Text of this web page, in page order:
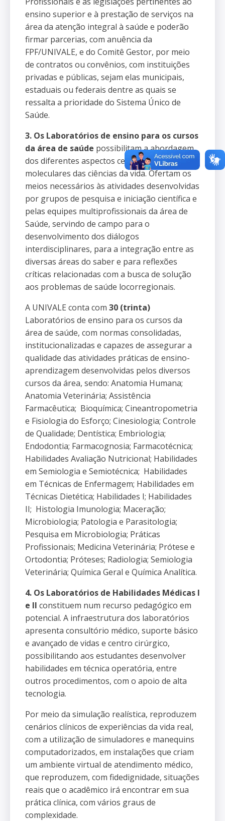
ensino superior e à prestação de serviços na
área da atenção integral à saúde e poderão
firmar parcerias, com anuência da
FPF/UNIVALE, e do Comitê Gestor, por meio
de contratos ou convênios, com instituições
privadas e públicas, sejam elas municipais,
estaduais ou federais dentre as quais se
ressalta a prioridade do Sistema Único de
Saúde.
3. Os Laboratórios de ensino para os cursos
da área de saúde possibilitam a abordagem
dos diferentes aspectos celulares e
moleculares das ciências da vida. Ofertam os
meios necessários às atividades desenvolvidas
por grupos de pesquisa e iniciação científica e
pelas equipes multiprofissionais da área de
Saúde, servindo de campo para o
desenvolvimento dos diálogos
interdisciplinares, para a integração entre as
diversas áreas do saber e para reflexões
críticas relacionadas com a busca de solução
aos problemas de saúde locorregionais.
A UNIVALE conta com 30 (trinta)
Laboratórios de ensino para os cursos da
área de saúde, com normas consolidadas,
institucionalizadas e capazes de assegurar a
qualidade das atividades práticas de ensino-
aprendizagem desenvolvidas pelos diversos
cursos da área, sendo: Anatomia Humana;
Anatomia Veterinária; Assistência
Farmacêutica; Bioquímica; Cineantropometria
e Fisiologia do Esforço; Cinesiologia; Controle
de Qualidade; Dentística; Embriologia;
Endodontia; Farmacognosia; Farmacotécnica;
Habilidades Avaliação Nutricional; Habilidades
em Semiologia e Semiotécnica; Habilidades
em Técnicas de Enfermagem; Habilidades em
Técnicas Dietética; Habilidades I; Habilidades
II; Histologia Imunologia; Maceração;
Microbiologia; Patologia e Parasitologia;
Pesquisa em Microbiologia; Práticas
Profissionais; Medicina Veterinária; Prótese e
Ortodontia; Próteses; Radiologia; Semiologia
Veterinária; Química Geral e Química Analítica.
4. Os Laboratórios de Habilidades Médicas I
e II constituem num recurso pedagógico em
potencial. A infraestrutura dos laboratórios
apresenta consultório médico, suporte básico
e avançado de vidas e centro cirúrgico,
possibilitando aos estudantes desenvolver
habilidades em técnica operatória, entre
outros procedimentos, com o apoio de alta
tecnologia.
Por meio da simulação realística, reproduzem
cenários clínicos de experiências da vida real,
com a utilização de simuladores e manequins
computadorizados, em instalações que criam
um ambiente virtual de atendimento médico,
que reproduzem, com fidedignidade, situações
reais que o acadêmico irá encontrar em sua
prática clínica, com vários graus de
complexidade.